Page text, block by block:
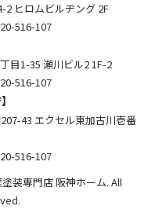
2 ヒロムビルヂング 2F
516-107
目1-35 瀬川ビル2 1F-2
516-107
43 エクセル東加古川壱番
516-107
装専門店 阪神ホーム. All